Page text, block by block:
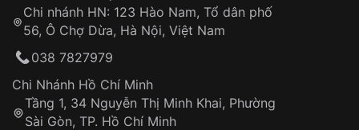
Từ khóa SEO:
Đảm bảo quyền lợi khách hàng
Đồng hành cùng khách hàng trong suốt quá
trình sử dụng
Chi nhánh HN: 123 Hào Nam, Tổ dân phố
56, Ô Chợ Dừa, Hà Nội, Việt Nam
038 7827979
Chi Nhánh Hồ Chí Minh
Tầng 1, 34 Nguyễn Thị Minh Khai, Phường
Sài Gòn, TP. Hồ Chí Minh